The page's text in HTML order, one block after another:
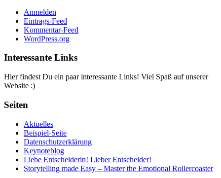
Anmelden
Eintrags-Feed
Kommentar-Feed
WordPress.org
Interessante Links
Hier findest Du ein paar interessante Links! Viel Spaß auf unserer
Website :)
Seiten
Aktuelles
Beispiel-Seite
Datenschutzerklärung
Keynoteblog
Liebe Entscheiderin! Lieber Entscheider!
Storytelling made Easy – Master the Emotional Rollercoaster